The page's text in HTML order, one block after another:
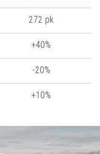
272 pk
+40%
-20%
+10%